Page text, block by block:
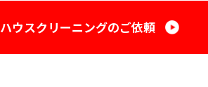
ハウスクリーニングのご依頼